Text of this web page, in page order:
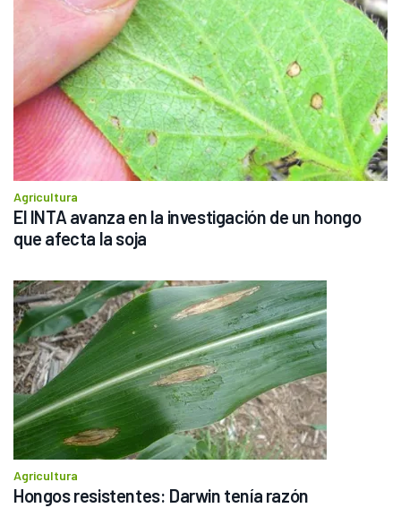
Agricultura
El INTA avanza en la investigación de un hongo
que afecta la soja
Agricultura
Hongos resistentes: Darwin tenía razón